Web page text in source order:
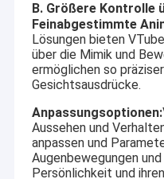
B. Größere Kontrolle
Feinabgestimmte
Lösungen bieten
über die Mimik und
ermöglichen so
Gesichtsausdrücke.
Anpassungsoptionen:
Aussehen und
anpassen und
Augenbewegungen
Persönlichkeit und